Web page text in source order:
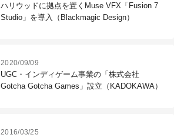
ハリウッドに拠点を置くMuse VFX「Fusion 7
Studio」を導入（Blackmagic Design）
2020/09/09
UGC・インディゲーム事業の「株式会社
Gotcha Gotcha Games」設立（KADOKAWA）
2016/03/25